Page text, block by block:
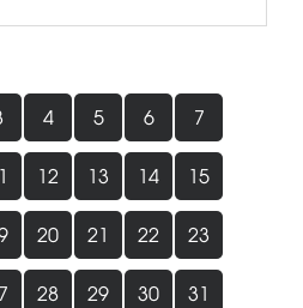
4 5 6 7
12 13 14 15
20 21 22 23
28 29 30 31